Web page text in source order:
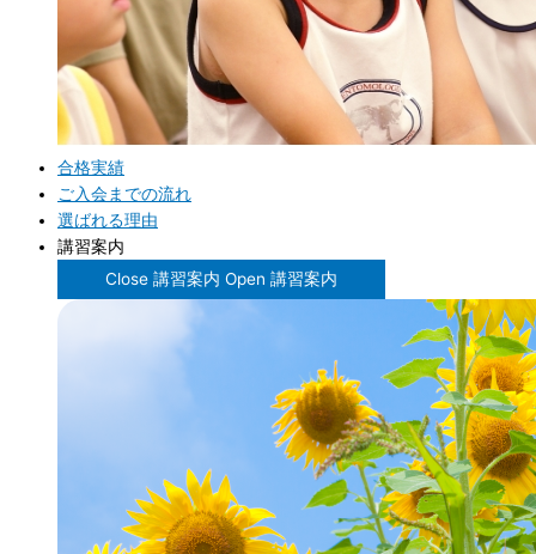
合格実績
ご入会までの流れ
選ばれる理由
講習案内
Close 講習案内 Open 講習案内